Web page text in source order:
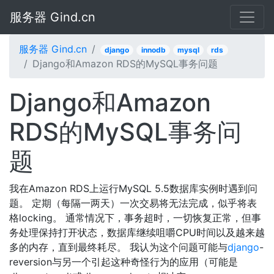
服务器 Gind.cn
服务器 Gind.cn django innodb mysql rds
Django和Amazon RDS的MySQL事务问题
Django和Amazon
RDS的MySQL事务问
题
我在Amazon RDS上运行MySQL 5.5数据库实例时遇到问
题。 定期（每隔一两天）一次交易将无法完成，似乎将表
格locking。 通常情况下，事务超时，一切恢复正常，但事
务处理保持打开状态，数据库继续咀嚼CPU时间以及越来越
多的内存，直到最终耗尽。 我认为这个问题可能与django-
reversion与另一个引起这种奇怪行为的应用（可能是